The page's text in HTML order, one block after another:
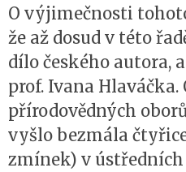
O výjimečnosti
že až dosud v této
dílo českého autora,
prof. Ivana
přírodovědných
vyšlo bezmála
zmínek) v